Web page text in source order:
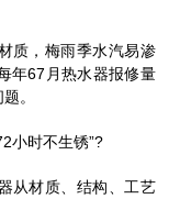
质，梅雨季水汽易渗
年67月热水器报修量
。
小时不生锈”?
从材质、结构、工艺